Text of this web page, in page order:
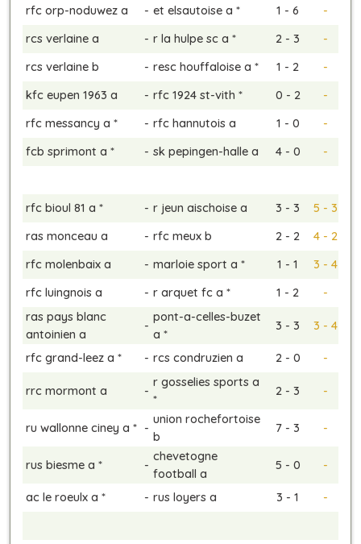
rfc orp-noduwez a
- et elsautoise a * 1 - 6
-
rcs verlaine a
- r la hulpe sc a * 2 - 3
-
rcs verlaine b
- resc houffaloise a * 1 - 2
-
kfc eupen 1963 a
- rfc 1924 st-vith * 0 - 2
-
rfc messancy a *
- rfc hannutois a 1 - 0
-
fcb sprimont a *
- sk pepingen-halle a 4 - 0 -
rfc bioul 81 a * - r jeun aischoise a 3 - 3
5 - 3
ras monceau a
- rfc meux b 2 - 2
4 - 2
rfc molenbaix a
- marloie sport a * 1 - 1
3 - 4
rfc luingnois a
- r arquet fc a * 1 - 2
-
ras pays blanc
antoinien a
-
pont-a-celles-buzet
a *
3 - 3 3 - 4
rfc grand-leez a * - rcs condruzien a 2 - 0 -
rrc mormont a -
r gosselies sports a
*
2 - 3 -
ru wallonne ciney a * -
union rochefortoise
b
7 - 3 -
rus biesme a * -
chevetogne
football a
5 - 0 -
ac le roeulx a * - rus loyers a 3 - 1 -